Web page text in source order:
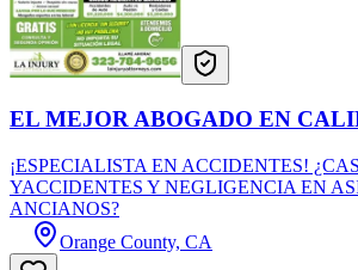
EL MEJOR ABOGADO EN
¡ESPECIALISTA EN ACCIDENTES!
YACCIDENTES Y NEGLIGENCIA EN
ANCIANOS?
Orange County, CA